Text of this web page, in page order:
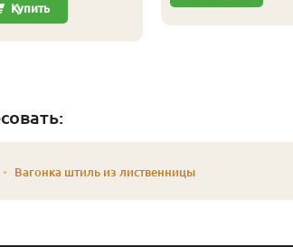
Купить
Вагонка штиль из лиственницы